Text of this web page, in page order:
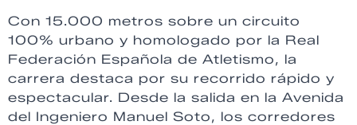
Con 15.000 metros sobre un circuito
100% urbano y homologado por la Real
Federación Española de Atletismo, la
carrera destaca por su recorrido rápido y
espectacular. Desde la salida en la Avenida
del Ingeniero Manuel Soto, los corredores